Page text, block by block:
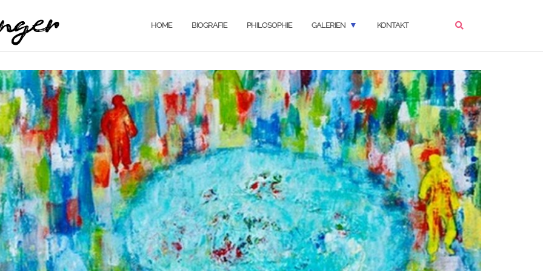
HOME BIOGRAFIE PHILOSOPHIE GALERIEN KONTAKT